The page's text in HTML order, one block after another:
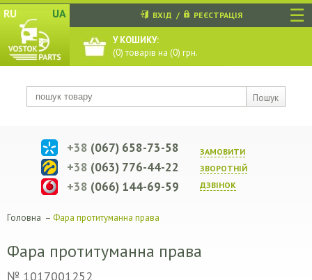
☰
RU UA
Пошук
ВХІД / РЕЄСТРАЦІЯ
У КОШИКУ:
(0) товарів на (0) грн.
ЗАМОВИТИ
ЗВОРОТНIЙ
ДЗВIНОК
+38 (067) 658-73-58
+38 (063) 776-44-22
+38 (066) 144-69-59
Головна – Фара протитуманна права
Фара протитуманна права
№ 1017001252